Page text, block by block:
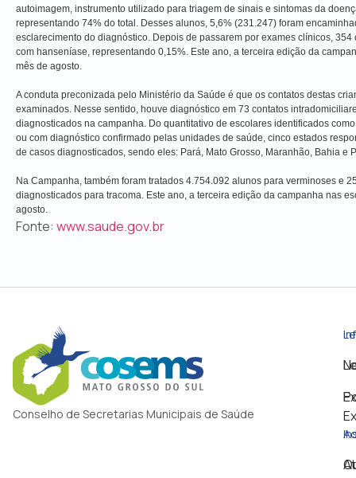
autoimagem, instrumento utilizado para triagem de sinais e sintomas da
representando 74% do total. Desses alunos, 5,6% (231.247) foram
esclarecimento do diagnóstico. Depois de passarem por exames clínicos,
com hanseníase, representando 0,15%. Este ano, a terceira edição da
mês de agosto.
A conduta preconizada pelo Ministério da Saúde é que os contatos destas
examinados. Nesse sentido, houve diagnóstico em 73 contatos
diagnosticados na campanha. Do quantitativo de escolares identificados
ou com diagnóstico confirmado pelas unidades de saúde, cinco estados
de casos diagnosticados, sendo eles: Pará, Mato Grosso, Maranhão, Bahia e
Na Campanha, também foram tratados 4.754.092 alunos para verminoses e
diagnosticados para tracoma. Este ano, a terceira edição da campanha nas
agosto.
Fonte: www.saude.gov.br
Conselho de Secretarias Municipais de Saúde